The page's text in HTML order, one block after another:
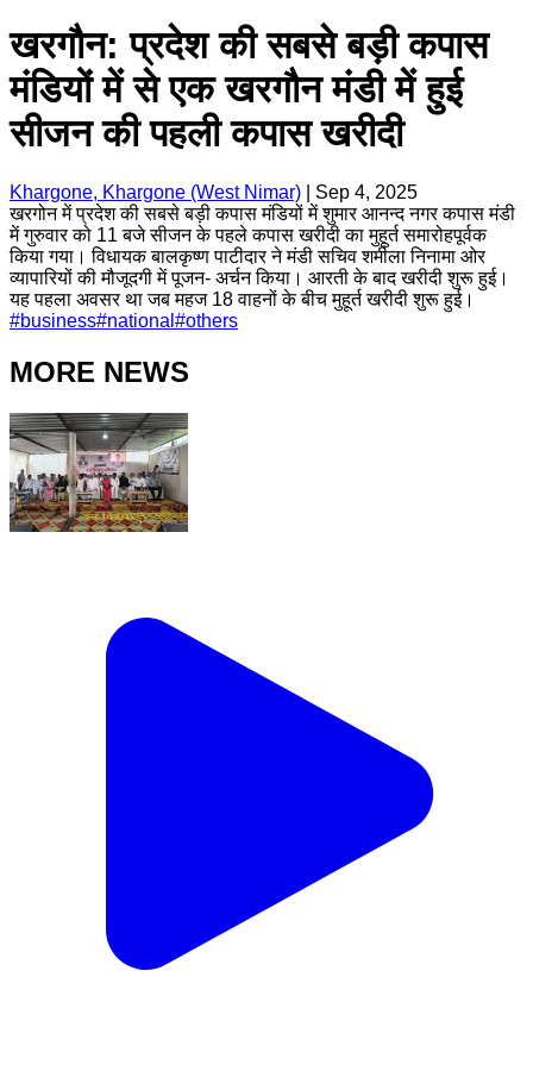
खरगौन: प्रदेश की सबसे बड़ी कपास
मंडियों में से एक खरगौन मंडी में हुई
सीजन की पहली कपास खरीदी
Khargone, Khargone (West Nimar)
Sep 4, 2025
खरगोन में प्रदेश की सबसे बड़ी कपास मंडियों में शुमार आनन्द नगर कपास मंडी
में गुरुवार को 11 बजे सीजन के पहले कपास खरीदी का मुहूर्त समारोहपूर्वक
किया गया। विधायक बालकृष्ण पाटीदार ने मंडी सचिव शर्मीला निनामा ओर
व्यापारियों की मौजूदगी में पूजन- अर्चन किया। आरती के बाद खरीदी शुरू हुई।
यह पहला अवसर था जब महज 18 वाहनों के बीच मुहूर्त खरीदी शुरू हुई।
#business#national #others
MORE NEWS